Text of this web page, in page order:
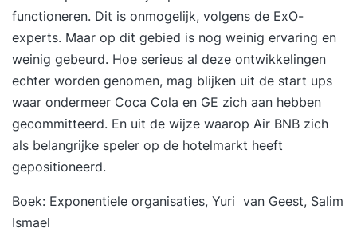
functioneren. Dit is onmogelijk, volgens de ExO-
experts. Maar op dit gebied is nog weinig ervaring en
weinig gebeurd. Hoe serieus al deze ontwikkelingen
echter worden genomen, mag blijken uit de start ups
waar ondermeer Coca Cola en GE zich aan hebben
gecommitteerd. En uit de wijze waarop Air BNB zich
als belangrijke speler op de hotelmarkt heeft
gepositioneerd.
Boek: Exponentiele organisaties, Yuri van Geest, Salim
Ismael